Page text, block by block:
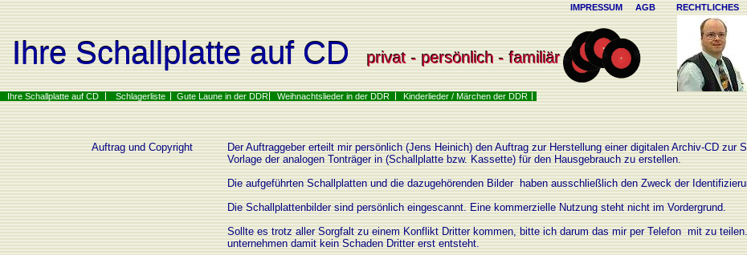
IMPRESSUM AGB RECHTLICHES
Ihre Schallplatte auf CD
Ihre Schallplatte auf CD privat - persönlich - familiär
privat - persönlich - familiär
Ihre Schallplatte auf CD Schlagerliste Gute Laune in der DDR Weihnachtslieder in der DDR Kinderlieder / Märchen der DDR
Auftrag und Copyright
Der Auftraggeber erteilt mir persönlich (Jens Heinich) den Auftrag zur Herstellung einer digitalen Archiv-CD zur
Vorlage der analogen Tonträger in (Schallplatte bzw. Kassette) für den Hausgebrauch zu erstellen.
Die aufgeführten Schallplatten und die dazugehörenden Bilder haben ausschließlich den Zweck der
Die Schallplattenbilder sind persönlich eingescannt. Eine kommerzielle Nutzung steht nicht im Vordergrund.
Sollte es trotz aller Sorgfalt zu einem Konflikt Dritter kommen, bitte ich darum das mir per Telefon mit zu
unternehmen damit kein Schaden Dritter erst entsteht.